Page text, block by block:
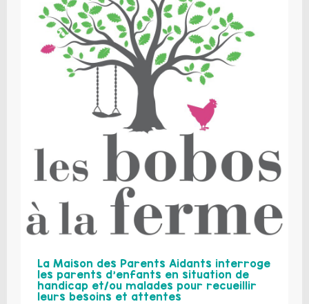
La Maison des Parents Aidants interroge
les parents d’enfants en situation de
handicap et/ou malades pour recueillir
leurs besoins et attentes